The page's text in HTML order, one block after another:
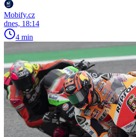
Mobify.cz
dnes, 18:14
4 min